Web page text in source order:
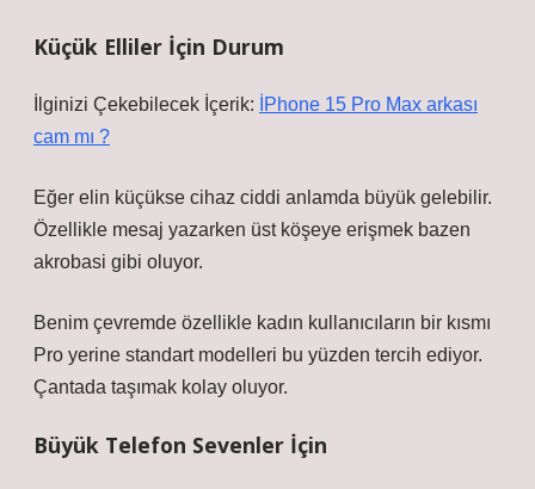
Küçük Elliler İçin Durum
İlginizi Çekebilecek İçerik:
İPhone 15 Pro Max arkası
cam mı ?
Eğer elin küçükse cihaz ciddi anlamda büyük gelebilir.
Özellikle mesaj yazarken üst köşeye erişmek bazen
akrobasi gibi oluyor.
Benim çevremde özellikle kadın kullanıcıların bir kısmı
Pro yerine standart modelleri bu yüzden tercih ediyor.
Çantada taşımak kolay oluyor.
Büyük Telefon Sevenler İçin